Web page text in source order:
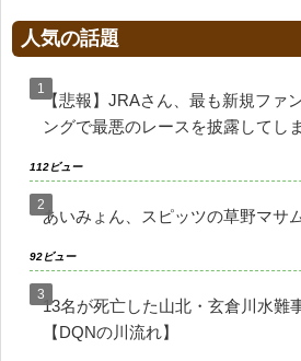
人気の話題
【悲報】JRAさん、最も新規ファ
ングで最悪のレースを披露してし
112ビュー
あいみょん、スピッツの草野マサ
92ビュー
13名が死亡した山北・玄倉川水難
【DQNの川流れ】